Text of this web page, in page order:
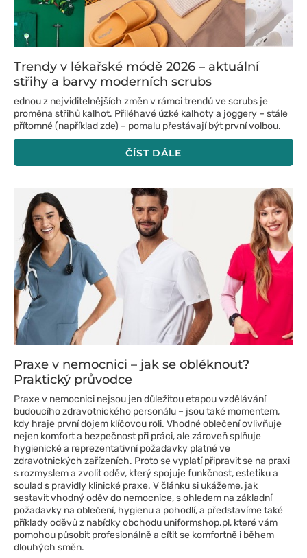
Trendy v lékařské módě 2026 – aktuální
střihy a barvy moderních scrubs
ednou z nejviditelnějších změn v rámci trendů ve scrubs je
proměna střihů kalhot. Přiléhavé úzké kalhoty a joggery – stále
přítomné (například zde) – pomalu přestávají být první volbou.
ČÍST DÁLE
Praxe v nemocnici – jak se obléknout?
Praktický průvodce
Praxe v nemocnici nejsou jen důležitou etapou vzdělávání
budoucího zdravotnického personálu – jsou také momentem,
kdy hraje první dojem klíčovou roli. Vhodné oblečení ovlivňuje
nejen komfort a bezpečnost při práci, ale zároveň splňuje
hygienické a reprezentativní požadavky platné ve
zdravotnických zařízeních. Proto se vyplatí připravit se na praxi
s rozmyslem a zvolit oděv, který spojuje funkčnost, estetiku a
soulad s pravidly klinické praxe. V článku si ukážeme, jak
sestavit vhodný oděv do nemocnice, s ohledem na základní
požadavky na oblečení, hygienu a pohodlí, a představíme také
příklady oděvů z nabídky obchodu uniformshop.pl, které vám
pomohou působit profesionálně a cítit se komfortně i během
dlouhých směn.